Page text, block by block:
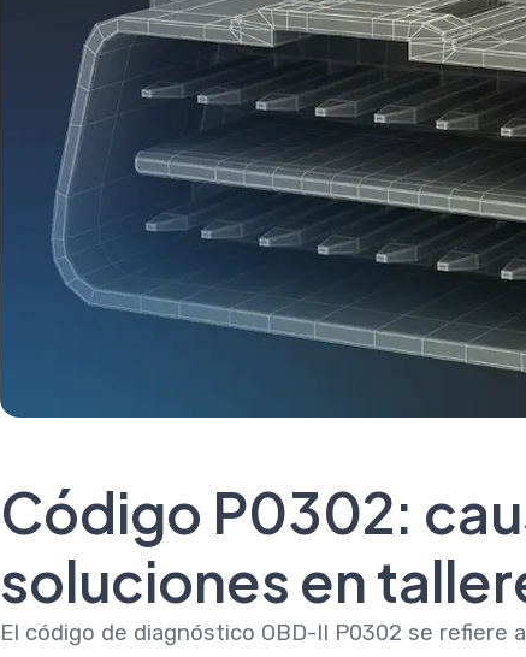
Código P0302:
soluciones en
El código de diagnóstico OBD-II P0302 se